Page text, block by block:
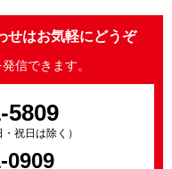
せはお気軽にどうぞ
信できます。
5809
祝日は除く）
0909